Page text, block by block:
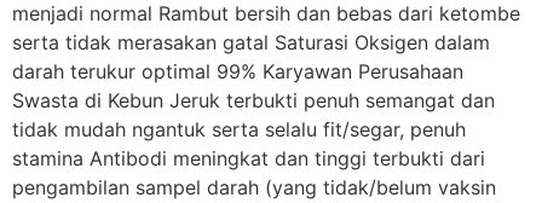
menjadi normal Rambut bersih dan bebas dari ketombe
serta tidak merasakan gatal Saturasi Oksigen dalam
darah terukur optimal 99% Karyawan Perusahaan
Swasta di Kebun Jeruk terbukti penuh semangat dan
tidak mudah ngantuk serta selalu fit/segar, penuh
stamina Antibodi meningkat dan tinggi terbukti dari
pengambilan sampel darah (yang tidak/belum vaksin